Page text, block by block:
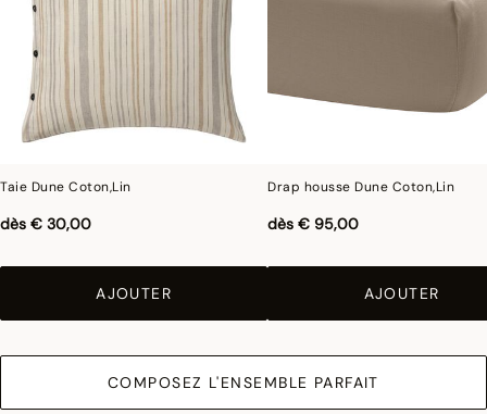
Taie Dune Coton,Lin
dès € 30,00
AJOUTER
Drap housse Dune Coton,Lin
dès € 95,00
AJOUTER
COMPOSEZ L'ENSEMBLE PARFAIT